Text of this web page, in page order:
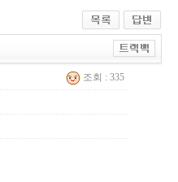
조회 : 335